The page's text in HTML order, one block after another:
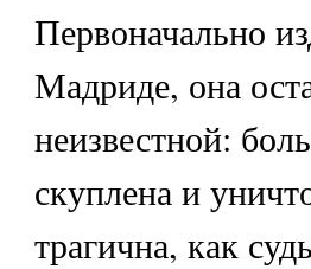
Первоначально
Мадриде, она
неизвестной:
скуплена и
трагична, как